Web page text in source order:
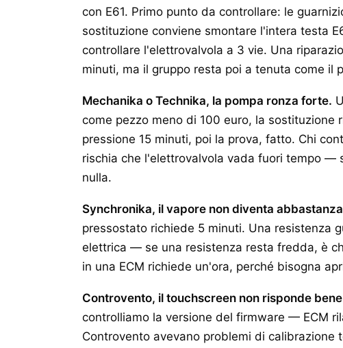
con E61. Primo punto da controllare: le
sostituzione conviene smontare l'intera testa
controllare l'elettrovalvola a 3 vie. Una
minuti, ma il gruppo resta poi a tenuta come il
Mechanika o Technika, la pompa ronza forte.
come pezzo meno di 100 euro, la sostituzione
pressione 15 minuti, poi la prova, fatto. Chi
rischia che l'elettrovalvola vada fuori tempo —
nulla.
Synchronika, il vapore non diventa
pressostato richiede 5 minuti. Una resistenza
elettrica — se una resistenza resta fredda, è
in una ECM richiede un'ora, perché bisogna
Controvento, il touchscreen non risponde
controlliamo la versione del firmware — ECM
Controvento avevano problemi di calibrazione